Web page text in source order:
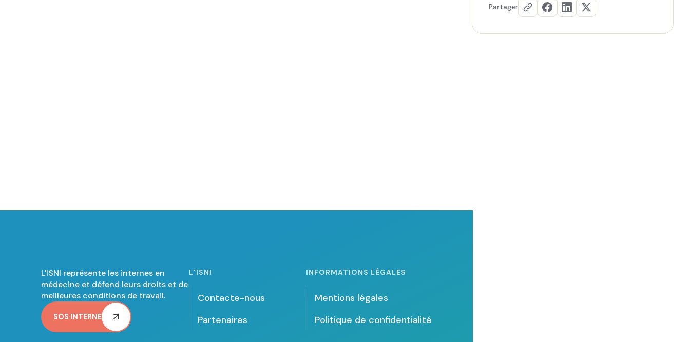
Partager
L'ISNI représente les internes en
médecine et défend leurs droits et de
meilleures conditions de travail.
SOS INTERNE
L’ISNI
Contacte-nous
Partenaires
INFORMATIONS LÉGALES
Mentions légales
Politique de confidentialité